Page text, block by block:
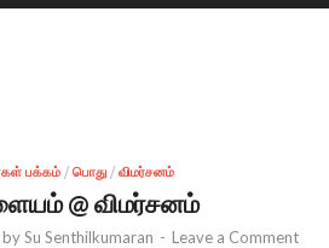
பக்கம் / பொது / விமர்சனம்
@ விமர்சனம்
bySu Senthilkumaran - Leave a Comment